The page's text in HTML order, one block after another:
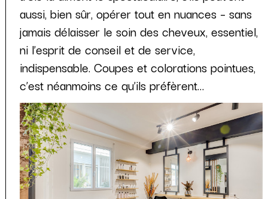
aussi, bien sûr, opérer tout en nuances – sans
jamais délaisser le soin des cheveux, essentiel,
ni l’esprit de conseil et de service,
indispensable. Coupes et colorations pointues,
c’est néanmoins ce qu’ils préfèrent…